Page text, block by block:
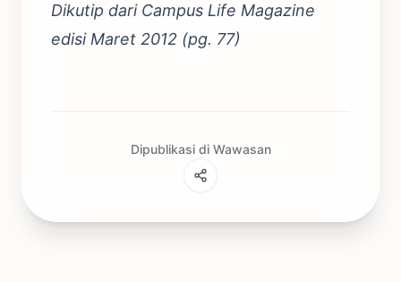
Dikutip dari Campus Life Magazine
edisi Maret 2012 (pg. 77)
Dipublikasi di Wawasan